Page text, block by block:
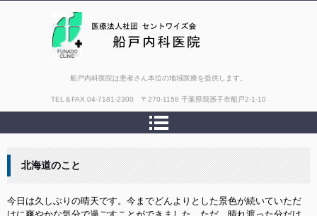
船戸内科医院は患者さん本位の地域医療を提供します。
TEL＆FAX. 04-7181-2300 〒270-1158 千葉県我孫子市船戸2-1-10
北海道のこと
今日は久しぶりの晴天です。今までどんよりとした景色が続いていただ